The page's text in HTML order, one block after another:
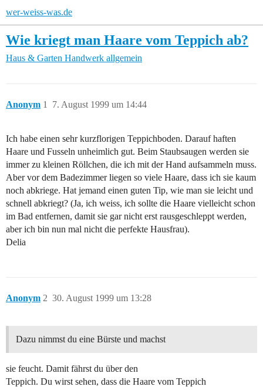
wer-weiss-was.de
Wie kriegt man Haare vom Teppich ab?
Haus & Garten Handwerk allgemein
Anonym 7. August 1999 um 14:44
1
Ich habe einen sehr kurzflorigen Teppichboden. Darauf haften
Haare und Fusseln unheimlich gut. Beim Staubsaugen werden sie
immer zu kleinen Röllchen, die ich mit der Hand aufsammeln muss.
Aber vor dem Badezimmer liegen so viele Haare, dass ich sie kaum
noch abkriege. Hat jemand einen guten Tip, wie man sie leicht und
schnell abkriegt? (Ja, ich weiss, ich sollte die Haare vielleicht schon
im Bad entfernen, damit sie gar nicht erst rausgeschleppt werden,
aber ich bin nun mal nicht die perfekte Hausfrau).
Delia
Anonym 30. August 1999 um 13:28
2
Dazu nimmst du eine Bürste und machst
sie feucht. Damit fährst du über den
Teppich. Du wirst sehen, dass die Haare vom Teppich